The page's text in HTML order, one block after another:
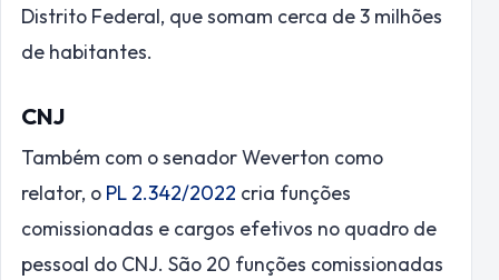
Distrito Federal, que somam cerca de 3 milhões
de habitantes.
CNJ
Também com o senador Weverton como
relator, o PL 2.342/2022 cria funções
comissionadas e cargos efetivos no quadro de
pessoal do CNJ. São 20 funções comissionadas